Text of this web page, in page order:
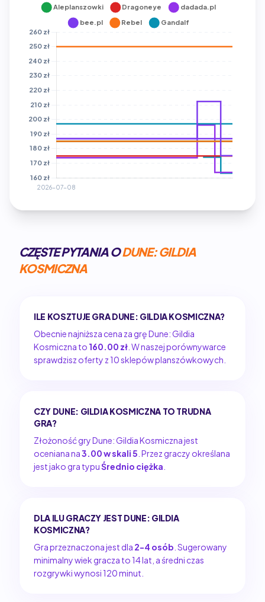
CZĘSTE PYTANIA ODUNE: GILDIA
KOSMICZNA
ILE KOSZTUJE GRA DUNE: GILDIA KOSMICZNA?
Obecnie najniższa cena za grę Dune: Gildia
Kosmiczna to 160.00 zł . W naszej porównywarce
sprawdzisz oferty z 10 sklepów planszówkowych.
CZY DUNE: GILDIA KOSMICZNA TO TRUDNA
GRA?
Złożoność gry Dune: Gildia Kosmiczna jest
oceniana na3.00 w skali 5 . Przez graczy określana
jest jako gra typuŚrednio ciężka
DLA ILU GRACZY JEST DUNE: GILDIA
KOSMICZNA?
Gra przeznaczona jest dla 2-4 osób . Sugerowany
minimalny wiek gracza to 14 lat, a średni czas
rozgrywki wynosi 120 minut.